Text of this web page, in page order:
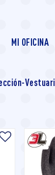
MI OFICINA